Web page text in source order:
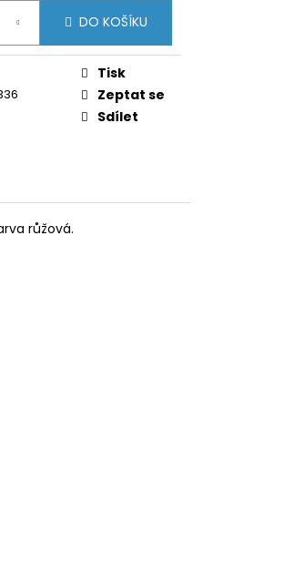
DO KOŠÍKU
Tisk
Zeptat se
Sdílet
růžová.